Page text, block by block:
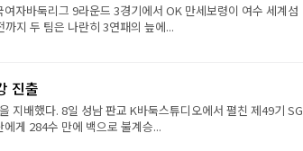
자바둑리그 9라운드 3경기에서 OK 만세보령이 여수 세계섬
지 두 팀은 나란히 3연패의 늪에...
진출
지배했다. 8일 성남 판교 K바둑스튜디오에서 펼친 제49기 SG
게 284수 만에 백으로 불계승...